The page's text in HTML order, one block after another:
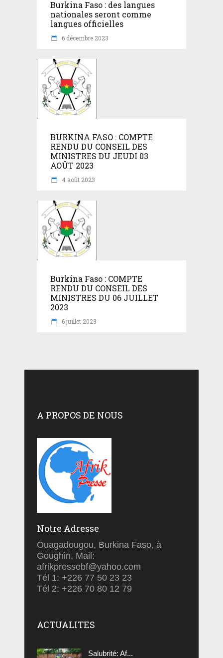
Burkina Faso : des langues
nationales seront comme
langues officielles
6 décembre 2023
BURKINA FASO : COMPTE
RENDU DU CONSEIL DES
MINISTRES DU JEUDI 03
AOÛT 2023
4 août 2023
Burkina Faso : COMPTE
RENDU DU CONSEIL DES
MINISTRES DU 06 JUILLET
2023
6 juillet 2023
A PROPOS DE NOUS
Notre Adresse
Ouagadougou, Burkina Faso, à
Goughin, Mail:
afrikpressebf@yahoo.com
Tél 1: +226 77 50 23 23
Tél 2: +226 70 80 12 79
ACTUALITES
Salubrité: Af...